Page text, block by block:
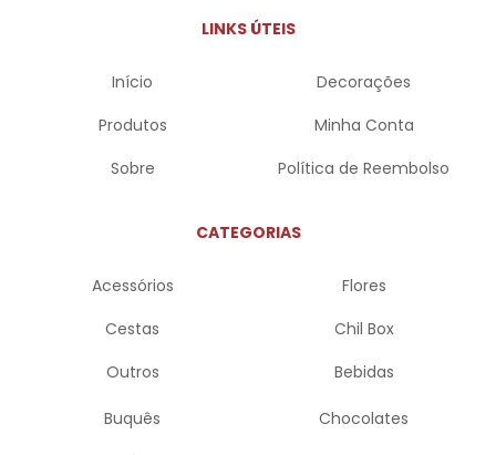
LINKS ÚTEIS
Início
Produtos
Sobre
Decorações
Minha Conta
Política de Reembolso
CATEGORIAS
Acessórios
Cestas
Outros
Flores
Chil Box
Bebidas
Buquês
Chocolates